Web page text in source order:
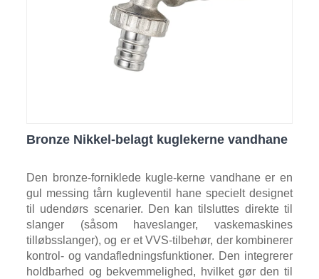
Bronze Nikkel-belagt kuglekerne vandhane
Den bronze-forniklede kugle-kerne vandhane er en
gul messing tårn kugleventil hane specielt designet
til udendørs scenarier. Den kan tilsluttes direkte til
slanger (såsom haveslanger, vaskemaskines
tilløbsslanger), og er et VVS-tilbehør, der kombinerer
kontrol- og vandafledningsfunktioner. Den integrerer
holdbarhed og bekvemmelighed, hvilket gør den til